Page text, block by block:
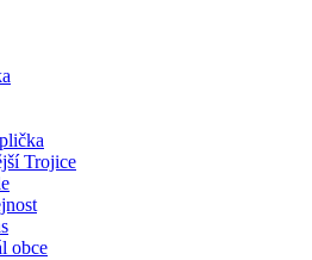
Trojice
obce